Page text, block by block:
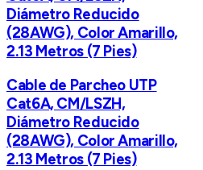
Diámetro Reducido
(28AWG), Color Amarillo,
2.13 Metros (7 Pies)
Cable de Parcheo UTP
Cat6A, CM/LSZH,
Diámetro Reducido
(28AWG), Color Amarillo,
2.13 Metros (7 Pies)